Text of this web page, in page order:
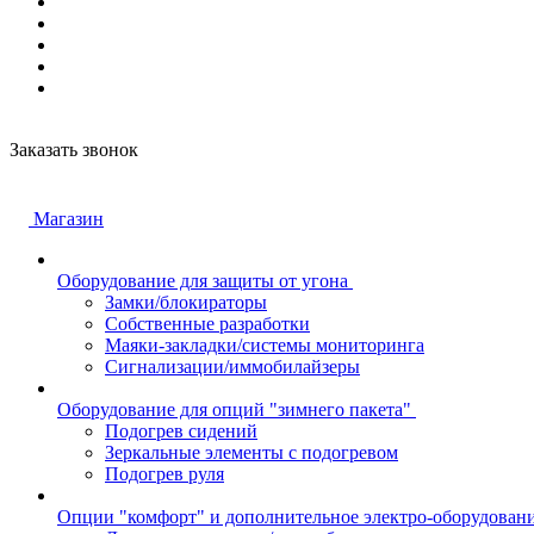
Заказать звонок
Магазин
Оборудование для защиты от угона
Замки/блокираторы
Собственные разработки
Маяки-закладки/системы мониторинга
Сигнализации/иммобилайзеры
Оборудование для опций "зимнего пакета"
Подогрев сидений
Зеркальные элементы с подогревом
Подогрев руля
Опции "комфорт" и дополнительное электро-